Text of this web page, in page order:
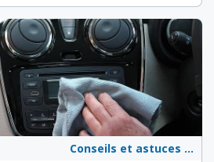
Conseils et astuces pour les propriétaires de véhicules